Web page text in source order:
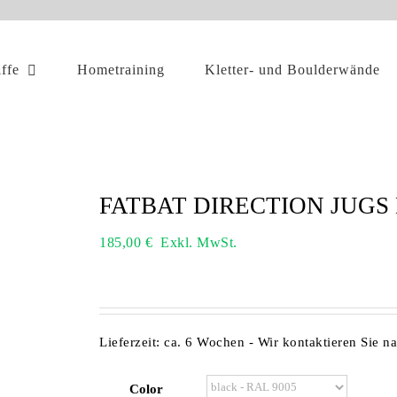
Hometraining Kletter- und Boulderwände
FATBAT DIRECTION JUGS
185,00 € Exkl. MwSt.
Lieferzeit: ca. 6 Wochen - Wir kontaktieren Sie
Color